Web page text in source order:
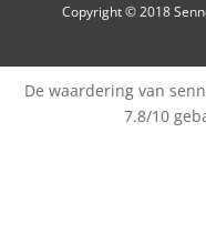
Copyright © 2018
De waardering van
7.8/10